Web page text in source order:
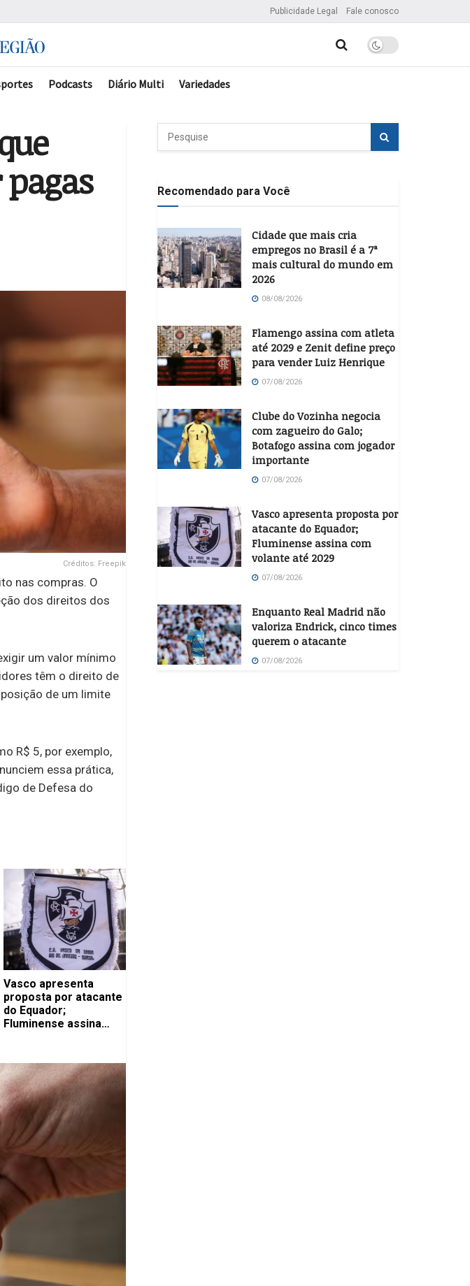
Publicidade Legal Fale conosco
Podcasts Diário Multi Variedades
Créditos: Freepik
nas compras. O
dos direitos dos
um valor mínimo
têm o direito de
de um limite
R$ 5, por exemplo,
essa prática,
de Defesa do
Vasco apresenta
proposta por atacante
do Equador;
Fluminense assina
Recomendado para Você
Cidade que mais cria
empregos no Brasil é a 7ª
mais cultural do mundo em
2026
08/08/2026
Flamengo assina com atleta
até 2029 e Zenit define preço
para vender Luiz Henrique
07/08/2026
Clube do Vozinha negocia
com zagueiro do Galo;
Botafogo assina com jogador
importante
07/08/2026
Vasco apresenta proposta por
atacante do Equador;
Fluminense assina com
volante até 2029
07/08/2026
Enquanto Real Madrid não
valoriza Endrick, cinco times
querem o atacante
07/08/2026